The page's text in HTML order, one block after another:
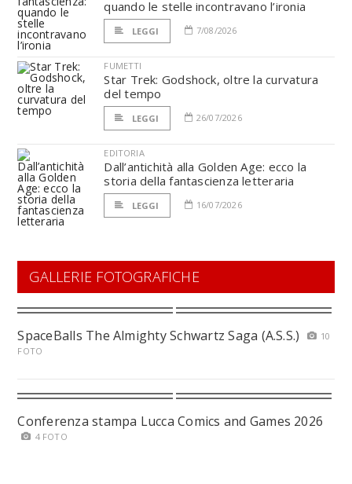
quando le stelle incontravano l’ironia
LEGGI 7/08/2026
FUMETTI
Star Trek: Godshock, oltre la curvatura
del tempo
LEGGI 26/07/2026
EDITORIA
Dall’antichità alla Golden Age: ecco la
storia della fantascienza letteraria
LEGGI 16/07/2026
GALLERIE FOTOGRAFICHE
SpaceBalls The Almighty Schwartz Saga (A.S.S.)
10
FOTO
Conferenza stampa Lucca Comics and Games 2026
4 FOTO